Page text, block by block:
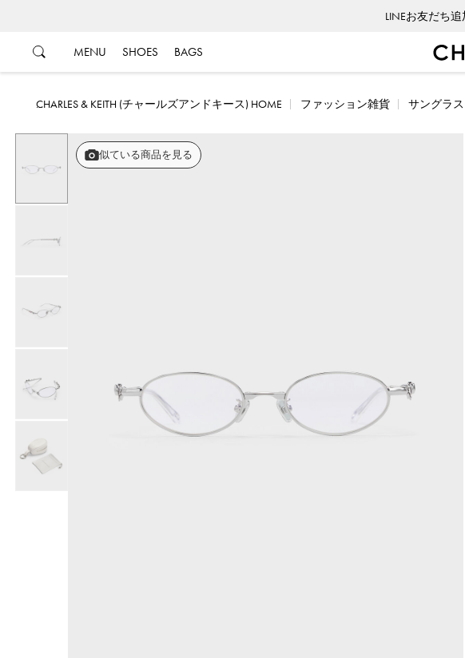
LINEお友だち
MENU SHOES BAGS
CHARLES & KEITH (チャールズアンドキース) HOME ファッション雑貨 サングラス
似ている商品を見る